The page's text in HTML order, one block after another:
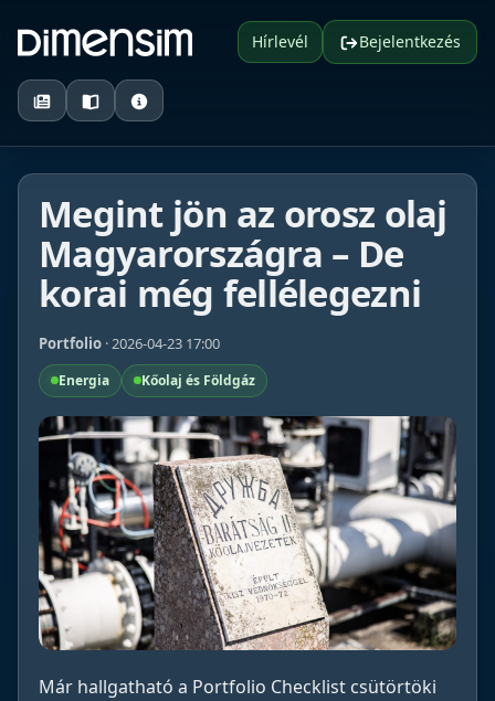
Hírlevél Bejelentkezés
Megint jön az orosz olaj
Magyarországra – De
korai még fellélegezni
Portfolio · 2026-04-23 17:00
Energia Kőolaj és Földgáz
Már hallgatható a Portfolio Checklist csütörtöki